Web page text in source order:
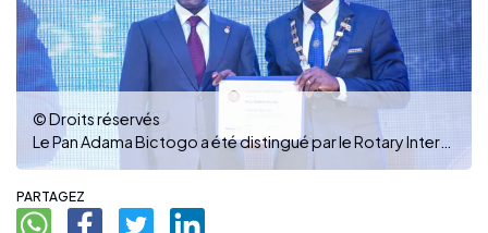
© Droits réservés
PARTAGEZ